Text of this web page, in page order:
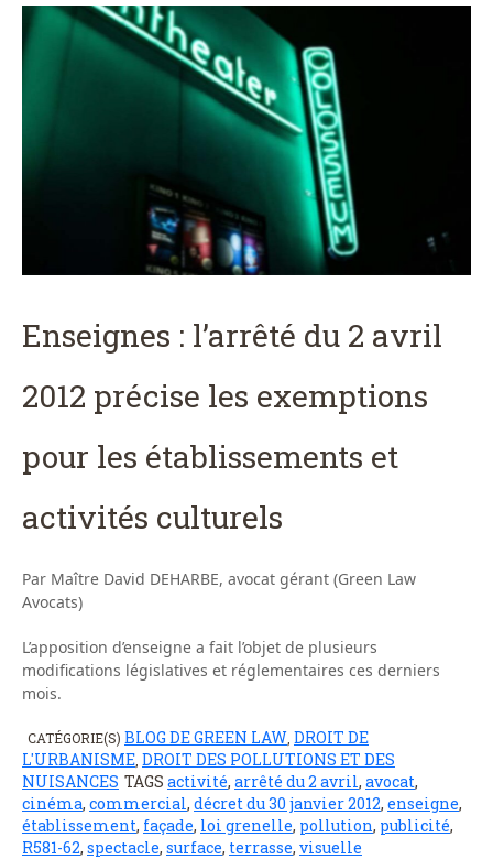
Enseignes : l’arrêté du 2 avril
2012 précise les exemptions
pour les établissements et
activités culturels
Par Maître David DEHARBE, avocat gérant (Green Law
Avocats)
L’apposition d’enseigne a fait l’objet de plusieurs
modifications législatives et réglementaires ces derniers
mois.
CATÉGORIE(S) BLOG DE GREEN LAW DROIT DE
L'URBANISME DROIT DES POLLUTIONS ET DES
NUISANCES TAGS activité, arrêté du 2 avril, avocat,
cinéma, commercial, décret du 30 janvier 2012, enseigne,
établissement, façade, loi grenelle, pollution, publicité,
R581-62, spectacle, surface, terrasse, visuelle